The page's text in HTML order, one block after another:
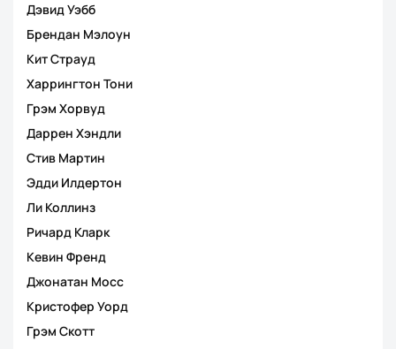
Дэвид Уэбб
Брендан Мэлоун
Кит Страуд
Харрингтон Тони
Грэм Хорвуд
Даррен Хэндли
Стив Мартин
Эдди Илдертон
Ли Коллинз
Ричард Кларк
Кевин Френд
Джонатан Мосс
Кристофер Уорд
Грэм Скотт